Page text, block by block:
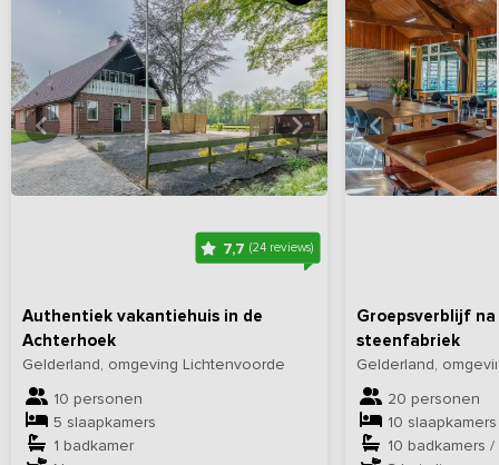
7,7(24 reviews)
Authentiek vakantiehuis in de
Achterhoek
Gelderland, omgeving Lichtenvoorde
10 personen
5 slaapkamers
1 badkamer
Bekijkhieralle foto's
Groepsverblijf
steenfabriek
Gelderland,
20 personen
10 slaapkamers
10 badkamers
Bekijk